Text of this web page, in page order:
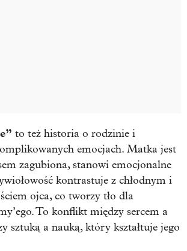
to też historia o rodzinie i
emocjach. Matka jest
zagubiona, stanowi emocjonalne
kontrastuje z chłodnym i
ojca, co tworzy tło dla
To konflikt między sercem a
sztuką a nauką, który kształtuje jego